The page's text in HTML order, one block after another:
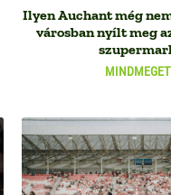
Ilyen Auchant még
városban nyílt meg